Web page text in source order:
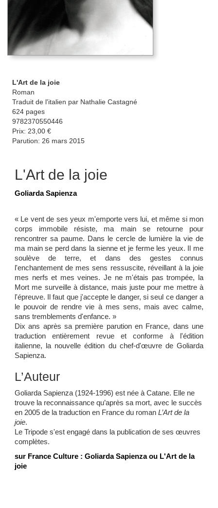
L'Art de la joie
Roman
Traduit de l'italien par Nathalie Castagné
624 pages
9782370550446
Prix: 23,00 €
Parution: 26 mars 2015
L'Art de la joie
Goliarda Sapienza
« Le vent de ses yeux m'emporte vers lui, et même si mon
corps immobile résiste, ma main se retourne pour
rencontrer sa paume. Dans le cercle de lumière la vie de
ma main se perd dans la sienne et je ferme les yeux. Il me
soulève de terre, et dans des gestes connus
l'enchantement de mes sens ressuscite, réveillant à la joie
mes nerfs et mes veines. Je ne m'étais pas trompée, la
Mort me surveille à distance, mais juste pour me mettre à
l'épreuve. Il faut que j'accepte le danger, si seul ce danger a
le pouvoir de rendre vie à mes sens, mais avec calme,
sans tremblements d'enfance. »
Dix ans après sa première parution en France, dans une
traduction entièrement revue et conforme à l'édition
italienne, la nouvelle édition du chef-d'œuvre de Goliarda
Sapienza.
L’Auteur
Goliarda Sapienza (1924-1996) est née à Catane. Elle ne
trouve la reconnaissance qu’après sa mort, avec le succès
en 2005 de la traduction en France du roman L’Art de la
joie.
Le Tripode s'est engagé dans la publication de ses œuvres
complètes.
sur France Culture : Goliarda Sapienza ou L'Art de la
joie